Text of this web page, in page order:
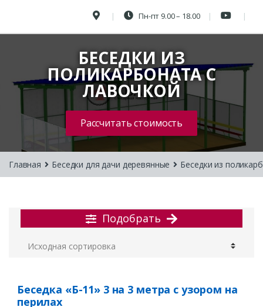
Пн-пт 9.00 – 18.00
БЕСЕДКИ ИЗ
ПОЛИКАРБОНАТА С
ЛАВОЧКОЙ
Рассчитать стоимость
Главная Беседки для дачи деревянные Беседки из
Подобрать
Беседка «Б-11» 3 на 3 метра с узором на
перилах